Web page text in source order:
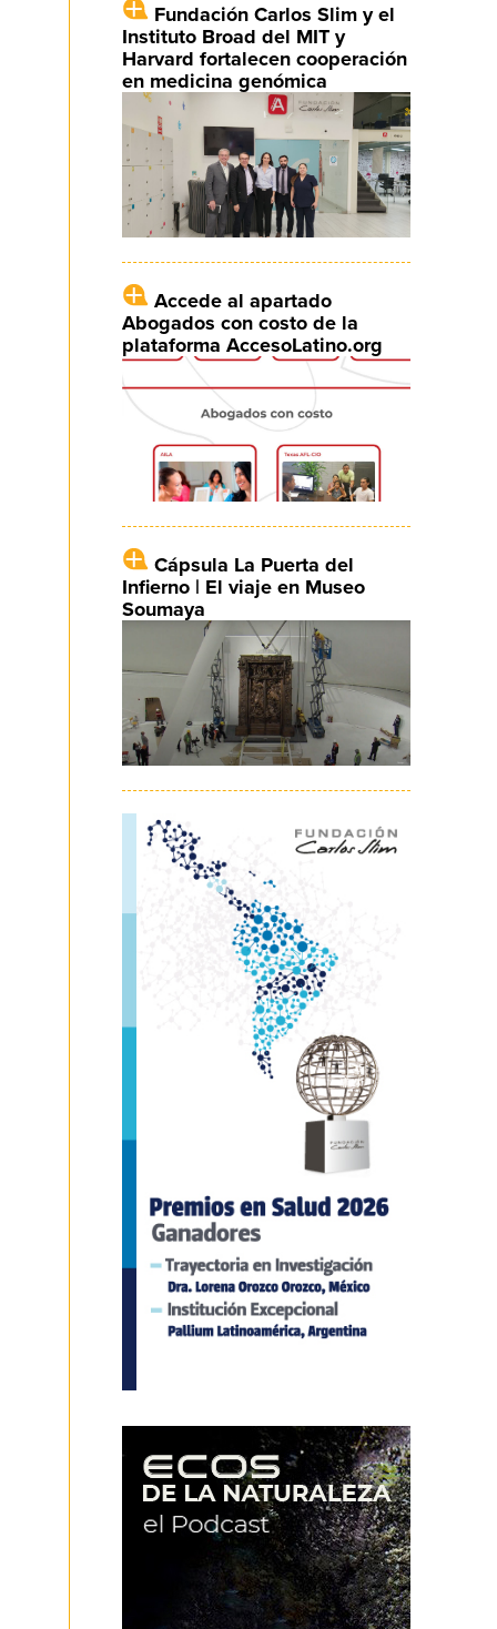
Fundación Carlos Slim y el
Instituto Broad del MIT y
Harvard fortalecen cooperación
en medicina genómica
Accede al apartado
Abogados con costo de la
plataforma AccesoLatino.org
Cápsula La Puerta del
Infierno | El viaje en Museo
Soumaya